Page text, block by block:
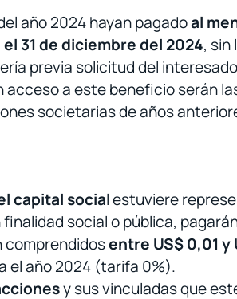
año 2024 hayan pagadoal
31 de diciembre del 2024, sin
previa solicitud del
acceso a este beneficio serán
societarias de años
capital social estuviere
social o pública,
comprendidosentre US$ 0,01
el año 2024 (tarifa 0%).
y sus vinculadas que